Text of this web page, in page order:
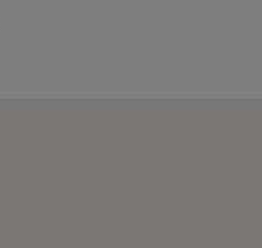
Váš účet byl odstraněn